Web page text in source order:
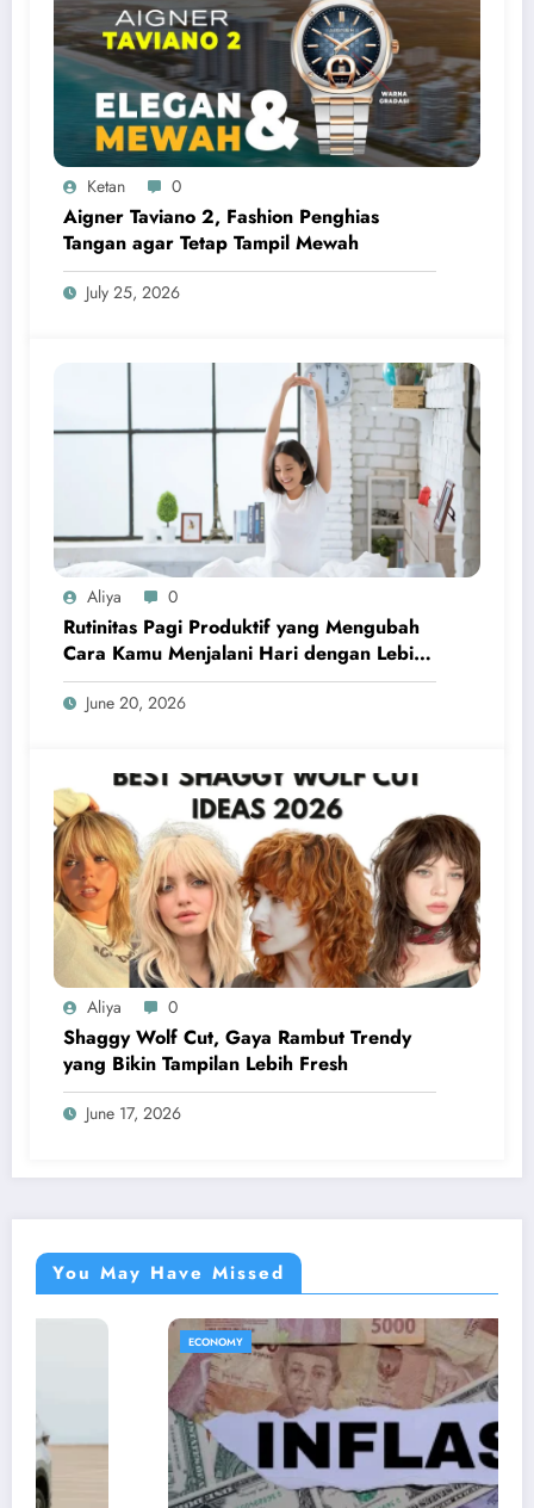
Ketan 0
Aigner Taviano 2, Fashion Penghias
Tangan agar Tetap Tampil Mewah
July 25, 2026
Aliya 0
Rutinitas Pagi Produktif yang Mengubah
Cara Kamu Menjalani Hari dengan Lebih
Terarah dan Penuh Energi
June 20, 2026
Aliya 0
Shaggy Wolf Cut, Gaya Rambut Trendy
yang Bikin Tampilan Lebih Fresh
June 17, 2026
You May Have Missed